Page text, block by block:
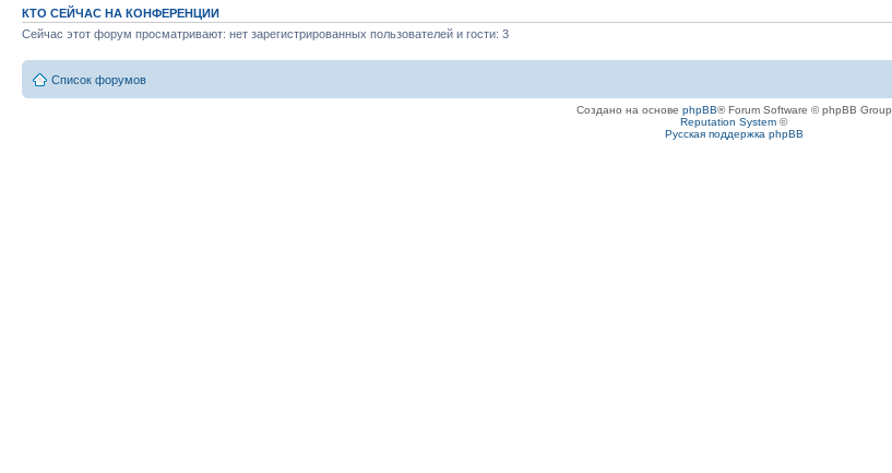
КТО СЕЙЧАС НА КОНФЕРЕНЦИИ
Сейчас этот форум просматривают: нет зарегистрированных пользователей и гости: 3
Список форумов
Создано на основе phpBB® Forum Software © phpBB Group
Reputation System ©
Русская поддержка phpBB